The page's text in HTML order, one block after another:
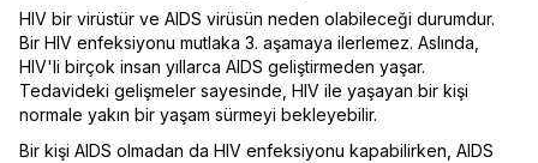
HIV bir virüstür ve AIDS virüsün neden olabileceği durumdur.
Bir HIV enfeksiyonu mutlaka 3. aşamaya ilerlemez. Aslında,
HIV'li birçok insan yıllarca AIDS geliştirmeden yaşar.
Tedavideki gelişmeler sayesinde, HIV ile yaşayan bir kişi
normale yakın bir yaşam sürmeyi bekleyebilir.
Bir kişi AIDS olmadan da HIV enfeksiyonu kapabilirken, AIDS